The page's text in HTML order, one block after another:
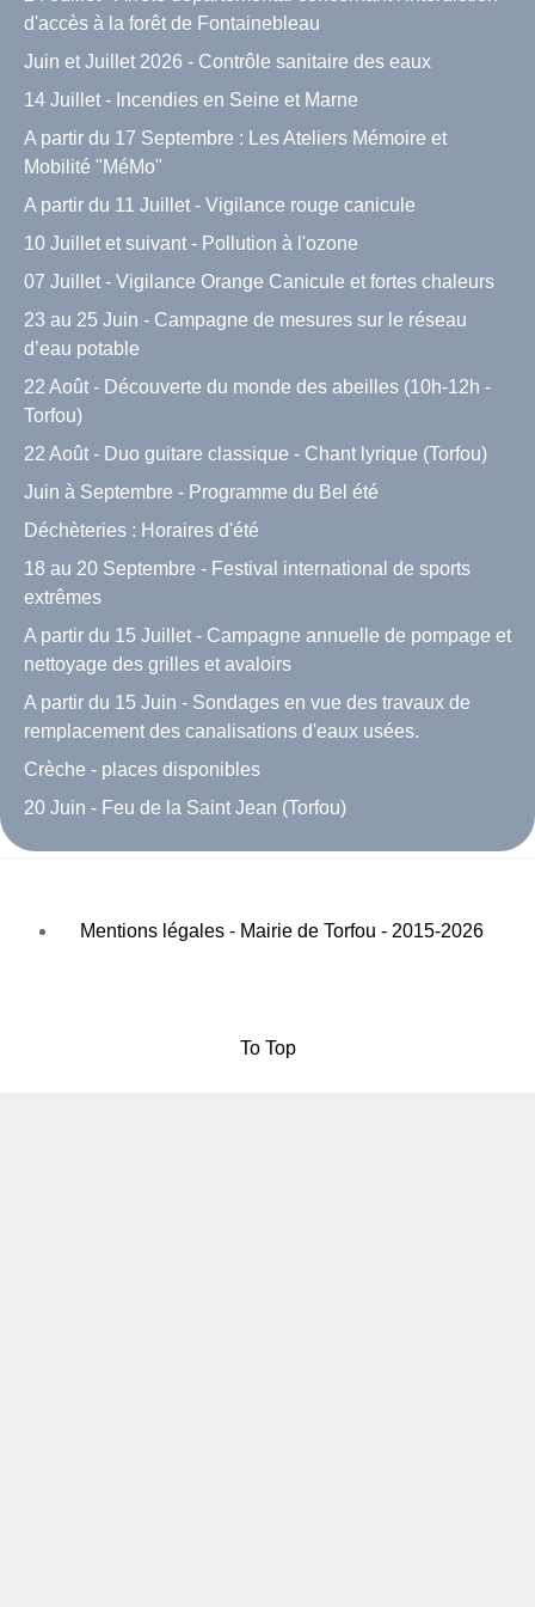
d'accès à la forêt de Fontainebleau
Juin et Juillet 2026 - Contrôle sanitaire des eaux
14 Juillet - Incendies en Seine et Marne
A partir du 17 Septembre : Les Ateliers Mémoire et
Mobilité "MéMo"
A partir du 11 Juillet - Vigilance rouge canicule
10 Juillet et suivant - Pollution à l'ozone
07 Juillet - Vigilance Orange Canicule et fortes chaleurs
23 au 25 Juin - Campagne de mesures sur le réseau
d’eau potable
22 Août - Découverte du monde des abeilles (10h-12h -
Torfou)
22 Août - Duo guitare classique - Chant lyrique (Torfou)
Juin à Septembre - Programme du Bel été
Déchèteries : Horaires d'été
18 au 20 Septembre - Festival international de sports
extrêmes
A partir du 15 Juillet - Campagne annuelle de pompage et
nettoyage des grilles et avaloirs
A partir du 15 Juin - Sondages en vue des travaux de
remplacement des canalisations d'eaux usées.
Crèche - places disponibles
20 Juin - Feu de la Saint Jean (Torfou)
Mentions légales - Mairie de Torfou - 2015-2026
To Top